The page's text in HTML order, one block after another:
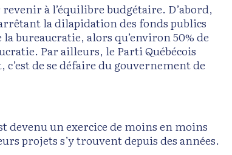
à l’équilibre budgétaire. D’abord,
la dilapidation des fonds publics
bureaucratie, alors qu’environ 50% de
Par ailleurs, le Parti Québécois
de se défaire du gouvernement de
devenu un exercice de moins en moins
projets s’y trouvent depuis des années.